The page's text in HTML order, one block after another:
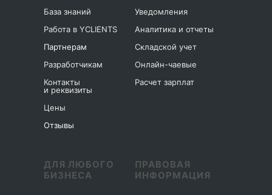
ПРАВОВАЯ
ИНФОРМАЦИЯ
ДЛЯ ЛЮБОГО
БИЗНЕСА
Уведомления
Аналитика и отчеты
Складской учет
Расчет зарплат
Онлайн-чаевые
База знаний
Работа в YCLIENTS
Разработчикам
Контакты
и реквизиты
Цены
Партнерам
Отзывы